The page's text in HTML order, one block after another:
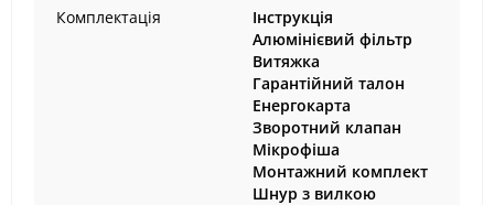
Комплектація
Інструкція
Алюмінієвий фільтр
Витяжка
Гарантійний талон
Енергокарта
Зворотний клапан
Мікрофіша
Монтажний комплект
Шнур з вилкою